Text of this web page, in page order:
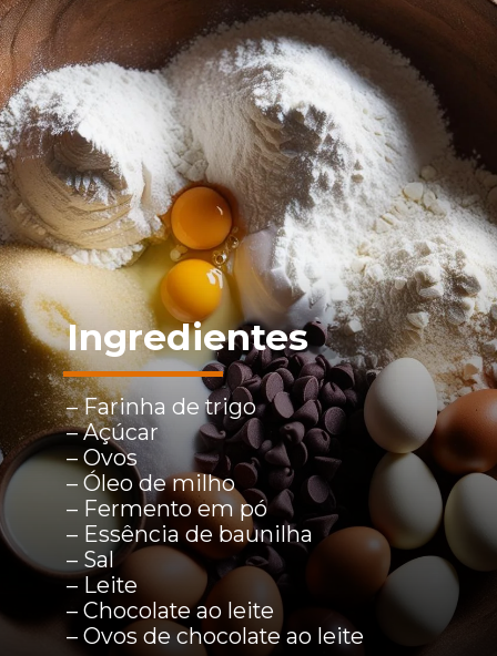
– Farinha de trigo
– Açúcar
– Ovos
– Óleo de milho
– Fermento em pó
– Essência de baunilha
– Sal
– Leite
– Chocolate ao leite
– Ovos de chocolate ao leite
Ingredientes